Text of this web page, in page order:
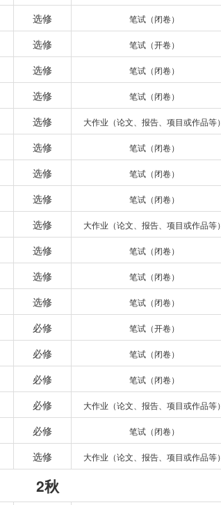
选修 笔试（闭卷）
选修 笔试（开卷）
选修 笔试（闭卷）
选修 笔试（闭卷）
选修 大作业（论文、报告、项目或作品等）
选修 笔试（闭卷）
选修 笔试（闭卷）
选修 笔试（闭卷）
选修 大作业（论文、报告、项目或作品等）
选修 笔试（闭卷）
选修 笔试（闭卷）
选修 笔试（闭卷）
必修 笔试（开卷）
必修 笔试（闭卷）
必修 笔试（闭卷）
必修 大作业（论文、报告、项目或作品等）
必修 笔试（闭卷）
选修 大作业（论文、报告、项目或作品等）
2秋